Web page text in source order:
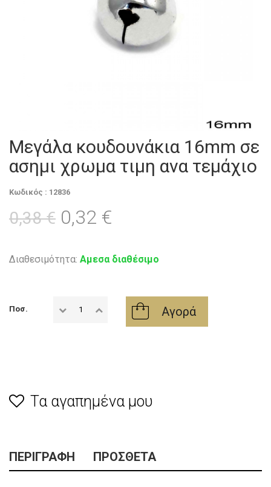
Μεγάλα κουδουνάκια 16mm σε
ασημι χρωμα τιμη ανα τεμάχιο
Κωδικός : 12836
0,38 € 0,32 €
Διαθεσιμότητα: Αμεσα διαθέσιμο
Ποσ. Αγορά
Τα αγαπημένα μου
ΠΕΡΙΓΡΑΦΉ ΠΡΌΣΘΕΤΑ